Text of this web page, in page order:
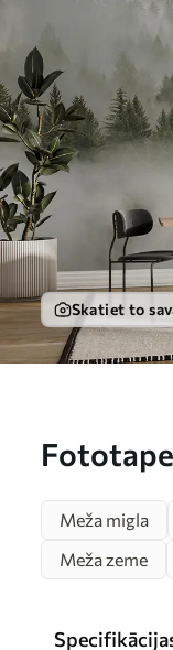
Skatiet to
Meža migla
Meža zeme